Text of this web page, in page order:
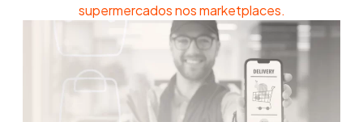
supermercados nos marketplaces.